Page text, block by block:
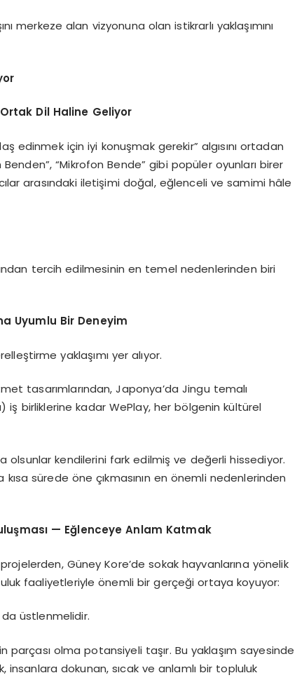
merkeze alan vizyonuna olan istikrarlı yaklaşımını
Dil Haline Geliyor
edinmek için iyi konuşmak gerekir” algısını ortadan
Benden”, “Mikrofon Bende” gibi popüler oyunları birer
arasındaki iletişimi doğal, eğlenceli ve samimi hâle
tercih edilmesinin en temel nedenlerinden biri
Uyumlu Bir Deneyim
yaklaşımı yer alıyor.
tasarımlarından, Japonya’da Jingu temalı
iş birliklerine kadar WePlay, her bölgenin kültürel
olsunlar kendilerini fark edilmiş ve değerli hissediyor.
sürede öne çıkmasının en önemli nedenlerinden
— Eğlenceye Anlam Katmak
Güney Kore’de sokak hayvanlarına yönelik
faaliyetleriyle önemli bir gerçeği ortaya koyuyor:
üstlenmelidir.
parçası olma potansiyeli taşır. Bu yaklaşım sayesinde
insanlara dokunan, sıcak ve anlamlı bir topluluk